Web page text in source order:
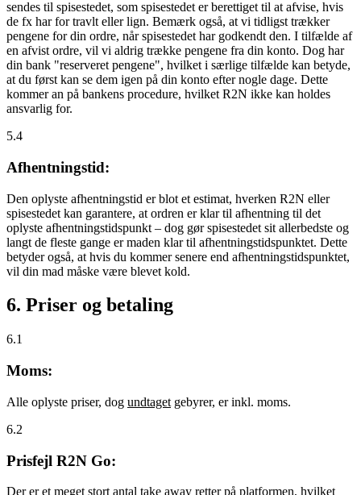
sendes til spisestedet, som spisestedet er berettiget til at afvise, hvis
de fx har for travlt eller lign. Bemærk også, at vi tidligst trækker
pengene for din ordre, når spisestedet har godkendt den. I tilfælde af
en afvist ordre, vil vi aldrig trække pengene fra din konto. Dog har
din bank "reserveret pengene", hvilket i særlige tilfælde kan betyde,
at du først kan se dem igen på din konto efter nogle dage. Dette
kommer an på bankens procedure, hvilket R2N ikke kan holdes
ansvarlig for.
5.4
Afhentningstid:
Den oplyste afhentningstid er blot et estimat, hverken R2N eller
spisestedet kan garantere, at ordren er klar til afhentning til det
oplyste afhentningstidspunkt – dog gør spisestedet sit allerbedste og
langt de fleste gange er maden klar til afhentningstidspunktet. Dette
betyder også, at hvis du kommer senere end afhentningstidspunktet,
vil din mad måske være blevet kold.
6. Priser og betaling
6.1
Moms:
Alle oplyste priser, dog undtaget gebyrer, er inkl. moms.
6.2
Prisfejl R2N Go:
Der er et meget stort antal take away retter på platformen, hvilket